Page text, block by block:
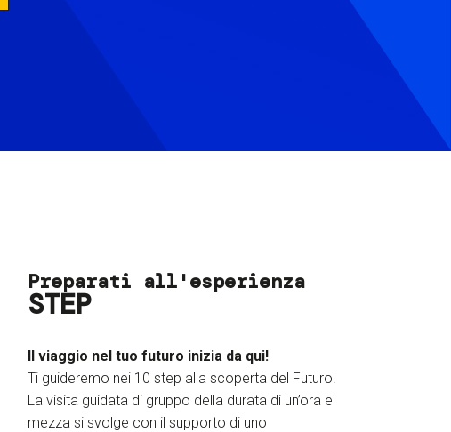
Preparati all'esperienza
STEP
Il viaggio nel tuo futuro inizia da qui!
Ti guideremo nei 10 step alla scoperta del Futuro.
La visita guidata di gruppo della durata di un’ora e
mezza si svolge con il supporto di uno